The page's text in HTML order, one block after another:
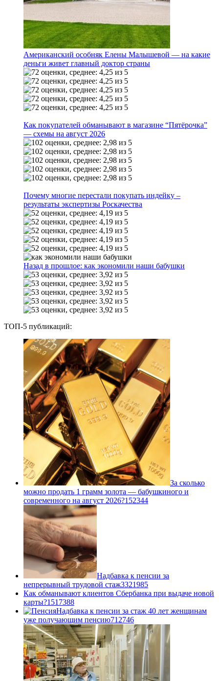
Американский особняк Елены Малышевой — на какие
деньги живет главный доктор страны
Как покупателей обманывают в магазине “Пятёрочка”
— схемы на август 2026
Почему многие перестали покупать индейку –
результаты экспертизы Роскачества
Назад в прошлое: как экономили наши бабушки
ТОП-5 публикаций:
За сколько
можно продать 1 грамм золота — бабушкиного и
современного на август 2026?1 52344
Надбавка к пенсии за
непрерывный трудовой стаж3321985
Как обманывают клиентов Сбербанка при выдаче новой
карты?1517388
Надбавка к пенсии за стаж 40 лет женщинам
уже получающим пенсию712746